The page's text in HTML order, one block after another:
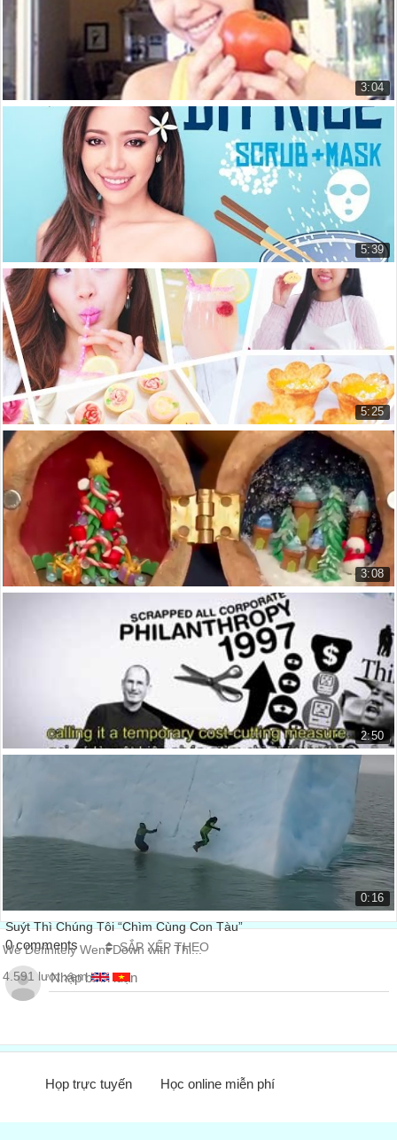
3:04
DIY Tomato Scrub - Tự Làm Tẩy Tế Bào Chết Bằng...
Michelle Phan
6.087 lượt xem
5:39
DIY Rice Scrub + Mask - Tự Làm Tẩy Tế Bào Chết...
Michelle Phan
6.872 lượt xem
5:25
DIY Spring Delight Food, Drink + Face Mask - H...
Michelle Phan
6.343 lượt xem
3:08
DIY: The Walnut Opens up a Fantasy World
Quả Óc Chó Nhỏ Bé Mở Ra Cả Một T...
2:50
Văn hóa doanh nghiệp “Không-Khác-Lắm” của Appl...
12.044 lượt xem
0:16
Suýt Thì Chúng Tôi “Chìm Cùng Con Tàu”
We Definitely Went Down with Thi...
4.591 lượt xem
0 comments SẮP XẾP THEO
Họp trực tuyến Học online miễn phí